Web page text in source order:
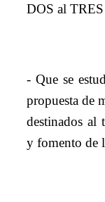
DOS al
- Que se
propuesta de
destinados al
y fomento de